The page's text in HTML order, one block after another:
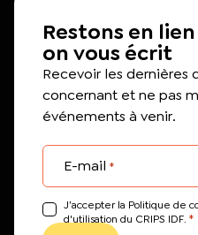
Restons en lien
on vous écrit
Recevoir les dernières
concernant et ne pas
événements à venir.
E-mail *
J’accepter la Politique de
d'utilisation du CRIPS IDF. *